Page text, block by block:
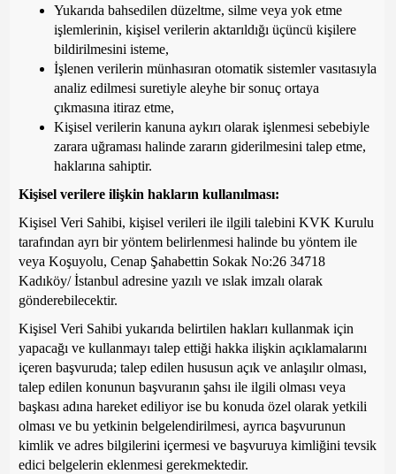
Yukarıda bahsedilen düzeltme, silme veya yok etme
işlemlerinin, kişisel verilerin aktarıldığı üçüncü kişilere
bildirilmesini isteme,
İşlenen verilerin münhasıran otomatik sistemler vasıtasıyla
analiz edilmesi suretiyle aleyhe bir sonuç ortaya
çıkmasına itiraz etme,
Kişisel verilerin kanuna aykırı olarak işlenmesi sebebiyle
zarara uğraması halinde zararın giderilmesini talep etme,
haklarına sahiptir.
Kişisel verilere ilişkin hakların kullanılması:
Kişisel Veri Sahibi, kişisel verileri ile ilgili talebini KVK Kurulu
tarafından ayrı bir yöntem belirlenmesi halinde bu yöntem ile
veya Koşuyolu, Cenap Şahabettin Sokak No:26 34718
Kadıköy/ İstanbul adresine yazılı ve ıslak imzalı olarak
gönderebilecektir.
Kişisel Veri Sahibi yukarıda belirtilen hakları kullanmak için
yapacağı ve kullanmayı talep ettiği hakka ilişkin açıklamalarını
içeren başvuruda; talep edilen hususun açık ve anlaşılır olması,
talep edilen konunun başvuranın şahsı ile ilgili olması veya
başkası adına hareket ediliyor ise bu konuda özel olarak yetkili
olması ve bu yetkinin belgelendirilmesi, ayrıca başvurunun
kimlik ve adres bilgilerini içermesi ve başvuruya kimliğini tevsik
edici belgelerin eklenmesi gerekmektedir.